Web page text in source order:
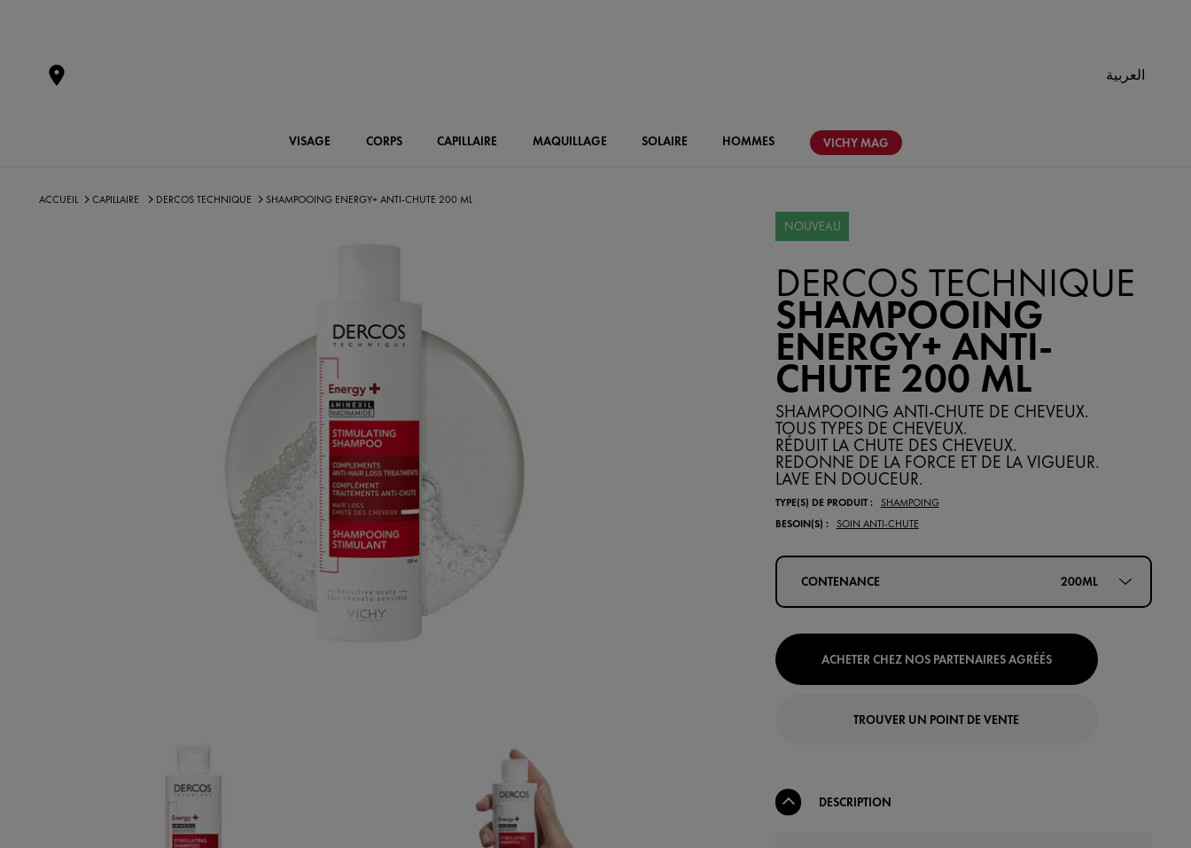
العربية
VISAGE CORPS CAPILLAIRE MAQUILLAGE SOLAIRE HOMMES VICHYMAG
ACCUEIL CAPILLAIRE DERCOS TECHNIQUE SHAMPOOING ENERGY+ ANTI-CHUTE 200 ML
NOUVEAU
DERCOS TECHNIQUE
SHAMPOOING
ENERGY+ ANTI-
CHUTE 200 ML
SHAMPOOING ANTI-CHUTE DE CHEVEUX.
TOUS TYPES DE CHEVEUX.
RÉDUIT LA CHUTE DES CHEVEUX.
REDONNE DE LA FORCE ET DE LA VIGUEUR.
LAVE EN DOUCEUR.
TYPE(S) DE PRODUIT :
SHAMPOING
BESOIN(S) :
SOIN ANTI-CHUTE
CONTENANCE 200ML
ACHETER CHEZ NOS PARTENAIRES AGRÉÉS
TROUVER UN POINT DE VENTE
DESCRIPTION